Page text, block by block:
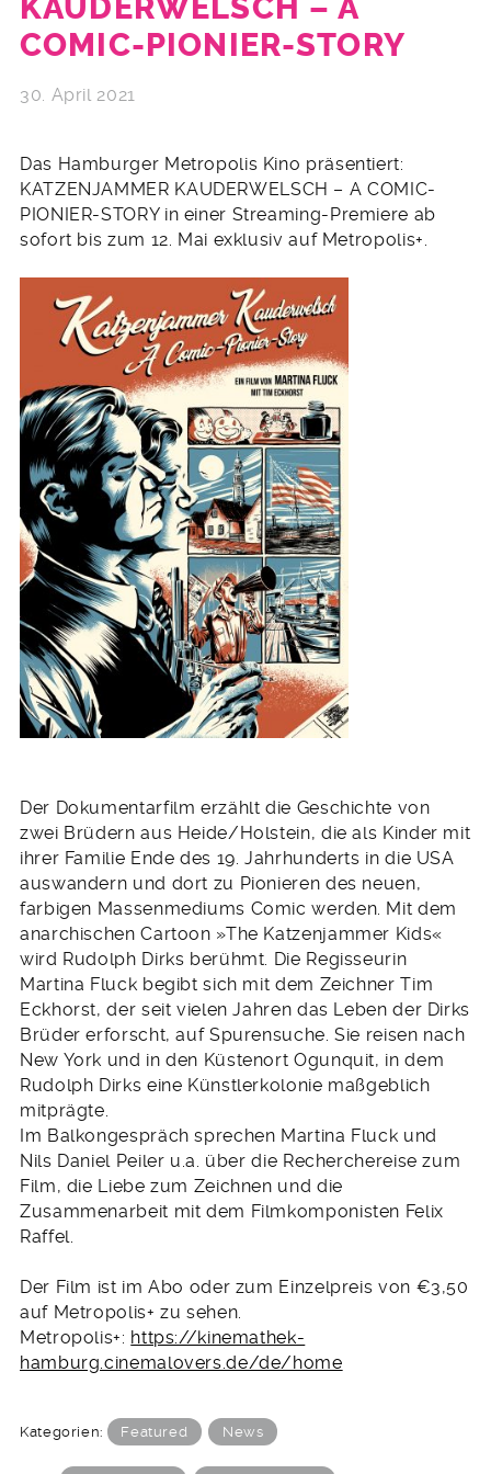
KAUDERWELSCH – A
COMIC-PIONIER-STORY
30. April 2021
Das Hamburger Metropolis Kino präsentiert:
KATZENJAMMER KAUDERWELSCH – A COMIC-
PIONIER-STORY in einer Streaming-Premiere ab
sofort bis zum 12. Mai exklusiv auf Metropolis+.
Der Dokumentarfilm erzählt die Geschichte von
zwei Brüdern aus Heide/Holstein, die als Kinder mit
ihrer Familie Ende des 19. Jahrhunderts in die USA
auswandern und dort zu Pionieren des neuen,
farbigen Massenmediums Comic werden. Mit dem
anarchischen Cartoon »The Katzenjammer Kids«
wird Rudolph Dirks berühmt. Die Regisseurin
Martina Fluck begibt sich mit dem Zeichner Tim
Eckhorst, der seit vielen Jahren das Leben der Dirks
Brüder erforscht, auf Spurensuche. Sie reisen nach
New York und in den Küstenort Ogunquit, in dem
Rudolph Dirks eine Künstlerkolonie maßgeblich
mitprägte.
Im Balkongespräch sprechen Martina Fluck und
Nils Daniel Peiler u.a. über die Recherchereise zum
Film, die Liebe zum Zeichnen und die
Zusammenarbeit mit dem Filmkomponisten Felix
Raffel.
Der Film ist im Abo oder zum Einzelpreis von €3,50
auf Metropolis+ zu sehen.
Metropolis+: https://kinemathek-
hamburg.cinemalovers.de/de/home
Kategorien: Featured News